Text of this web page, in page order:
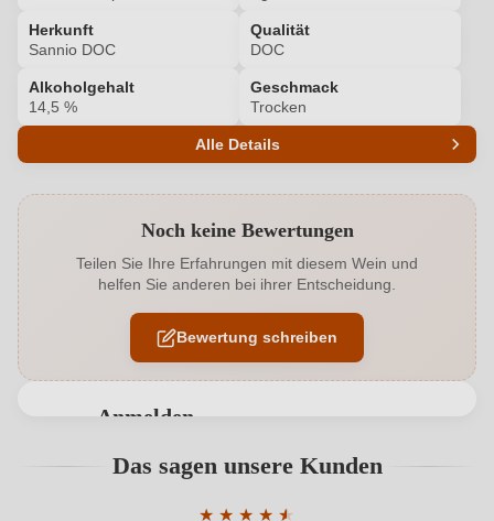
Herkunft
Sannio DOC
Qualität
DOC
Alkoholgehalt
14,5 %
Geschmack
Trocken
Alle Details
Alkoholgehalt in % 14,5 %
Allergene Enthält Sulfite
Geographische Angabe Sannio DOC
Vittoria 58, 82034 Guardia Sanframondi, Italien
Noch keine Bewertungen
Teilen Sie Ihre Erfahrungen mit diesem Wein und
helfen Sie anderen bei ihrer Entscheidung.
Bewertung schreiben
Anmelden
Benutzern abgegeben werden. Bitte loggen Sie sich
Das sagen unsere Kunden
★ ★ ★ ★ ★
★